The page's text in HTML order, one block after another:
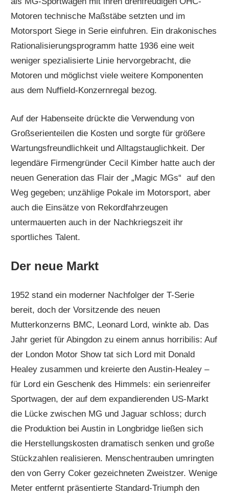
Motoren technische Maßstäbe setzten und im
Motorsport Siege in Serie einfuhren. Ein drakonisches
Rationalisierungsprogramm hatte 1936 eine weit
weniger spezialisierte Linie hervorgebracht, die
Motoren und möglichst viele weitere Komponenten
aus dem Nuffield-Konzernregal bezog.
Auf der Habenseite drückte die Verwendung von
Großserienteilen die Kosten und sorgte für größere
Wartungsfreundlichkeit und Alltagstauglichkeit. Der
legendäre Firmengründer Cecil Kimber hatte auch der
neuen Generation das Flair der „Magic MGs“ auf den
Weg gegeben; unzählige Pokale im Motorsport, aber
auch die Einsätze von Rekordfahrzeugen
untermauerten auch in der Nachkriegszeit ihr
sportliches Talent.
Der neue Markt
1952 stand ein moderner Nachfolger der T-Serie
bereit, doch der Vorsitzende des neuen
Mutterkonzerns BMC, Leonard Lord, winkte ab. Das
Jahr geriet für Abingdon zu einem annus horribilis: Auf
der London Motor Show tat sich Lord mit Donald
Healey zusammen und kreierte den Austin-Healey –
für Lord ein Geschenk des Himmels: ein serienreifer
Sportwagen, der auf dem expandierenden US-Markt
die Lücke zwischen MG und Jaguar schloss; durch
die Produktion bei Austin in Longbridge ließen sich
die Herstellungskosten dramatisch senken und große
Stückzahlen realisieren. Menschentrauben umringten
den von Gerry Coker gezeichneten Zweistzer. Wenige
Meter entfernt präsentierte Standard-Triumph den